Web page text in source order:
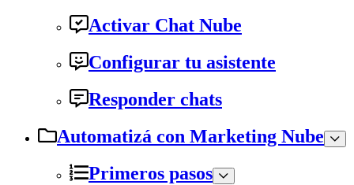
Activar Chat Nube
Configurar tu asistente
Responder chats
Automatizá con Marketing Nube
Primeros pasos